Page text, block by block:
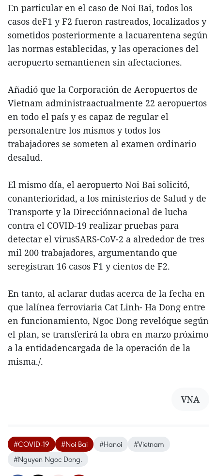
En particular en el caso de Noi Bai, todos los
casos deF1 y F2 fueron rastreados, localizados y
sometidos posteriormente a lacuarentena según
las normas establecidas, y las operaciones del
aeropuerto semantienen sin afectaciones.
Añadió que la Corporación de Aeropuertos de
Vietnam administraactualmente 22 aeropuertos
en todo el país y es capaz de regular el
personalentre los mismos y todos los
trabajadores se someten al examen ordinario
desalud.
El mismo día, el aeropuerto Noi Bai solicitó,
conanterioridad, a los ministerios de Salud y de
Transporte y la Direcciónnacional de lucha
contra el COVID-19 realizar pruebas para
detectar el virusSARS-CoV-2 a alrededor de tres
mil 200 trabajadores, argumentando que
seregistran 16 casos F1 y cientos de F2.
En tanto, al aclarar dudas acerca de la fecha en
que lalínea ferroviaria Cat Linh- Ha Dong entre
en funcionamiento, Ngoc Dong revelóque según
el plan, se transferirá la obra en marzo próximo
a la entidadencargada de la operación de la
misma./.
VNA
#COVID-19 #Noi Bai #Hanoi
#Vietnam
#Nguyen Ngoc Dong.